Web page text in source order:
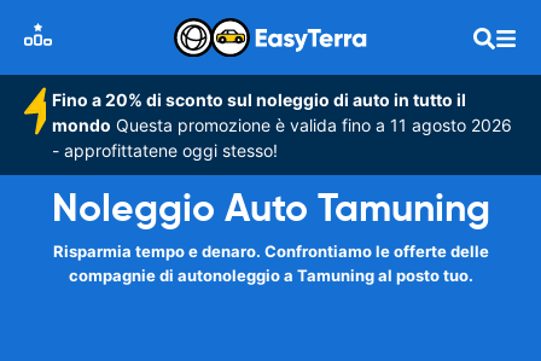
Fino a 20% di sconto sul noleggio di auto in tutto il
mondo Questa promozione è valida fino a 11 agosto 2026
- approfittatene oggi stesso!
Noleggio Auto Tamuning
Risparmia tempo e denaro. Confrontiamo le offerte delle
compagnie di autonoleggio a Tamuning al posto tuo.